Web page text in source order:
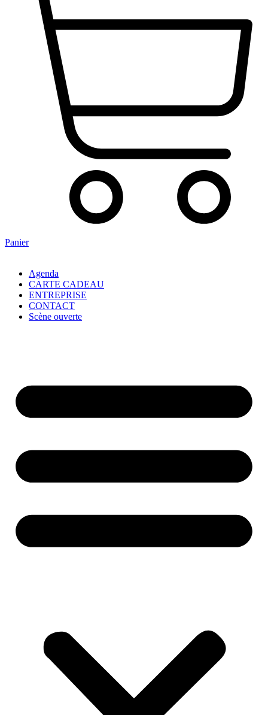
Panier
Agenda
CARTE CADEAU
ENTREPRISE
CONTACT
Scène ouverte